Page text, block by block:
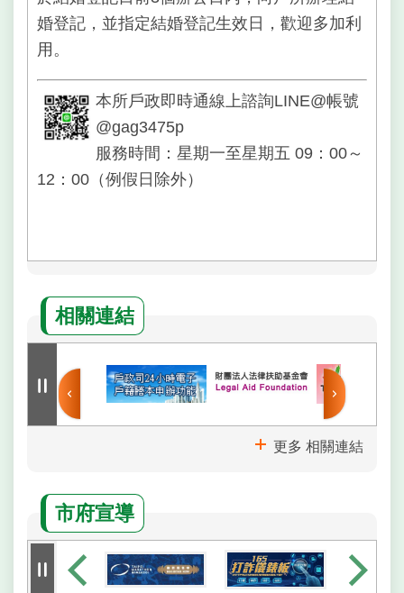
婚登記，並指定結婚登記生效日，歡迎多加利
用。
本所戶政即時通線上諮詢LINE@帳號
@gag3475p
服務時間：星期一至星期五 09：00～
12：00（例假日除外）
相關連結
更多 相關連結
市府宣導